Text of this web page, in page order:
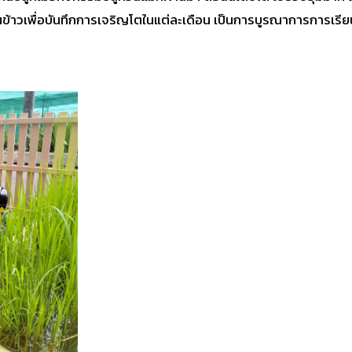
วเพื่อบันทึกการเจริญโตในแต่ละเดือน เป็นการบูรณาการการเรี